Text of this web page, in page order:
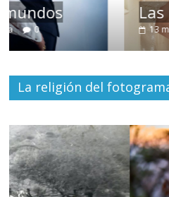
Las series-
13 marzo, 2026 Julio
La religión del